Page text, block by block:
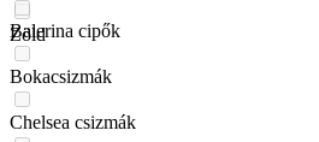
Zöld
Balerina cipők
Bokacsizmák
Chelsea csizmák